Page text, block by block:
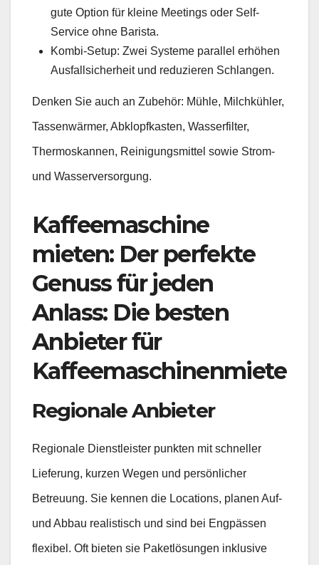
gute Option für kleine Meetings oder Self-
Service ohne Barista.
Kombi-Setup: Zwei Systeme parallel erhöhen
Ausfallsicherheit und reduzieren Schlangen.
Denken Sie auch an Zubehör: Mühle, Milchkühler,
Tassenwärmer, Abklopfkasten, Wasserfilter,
Thermoskannen, Reinigungsmittel sowie Strom-
und Wasserversorgung.
Kaffeemaschine
mieten: Der perfekte
Genuss für jeden
Anlass: Die besten
Anbieter für
Kaffeemaschinenmiete
Regionale Anbieter
Regionale Dienstleister punkten mit schneller
Lieferung, kurzen Wegen und persönlicher
Betreuung. Sie kennen die Locations, planen Auf-
und Abbau realistisch und sind bei Engpässen
flexibel. Oft bieten sie Paketlösungen inklusive